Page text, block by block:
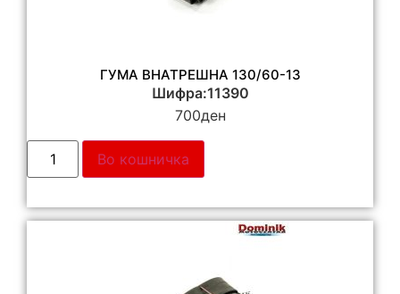
ГУМА ВНАТРЕШНА 130/60-13
Шифра:11390
700ден
Во кошничка